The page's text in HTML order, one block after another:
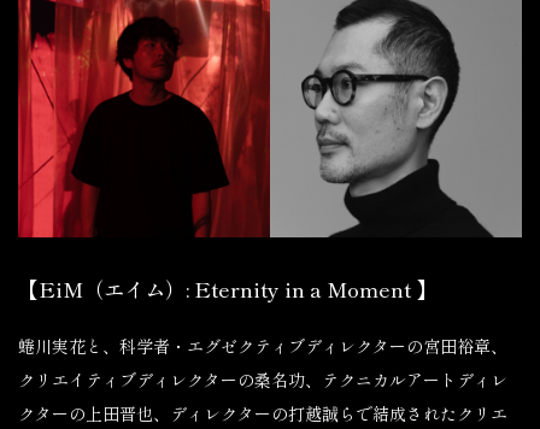
【EiM（エイム）: Eternity in a Moment 】
蜷川実花と、科学者・エグゼクティブディレクターの宮田裕章、
クリエイティブディレクターの桑名功、テクニカルアートディレ
クターの上田晋也、ディレクターの打越誠らで結成されたクリエ